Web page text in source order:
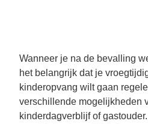
Wanneer je na de bevalling
het belangrijk dat je
kinderopvang wilt gaan
verschillende mogelijkheden
kinderdagverblijf of